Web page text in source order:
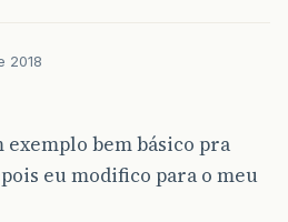
2018
exemplo bem básico pra
eu modifico para o meu